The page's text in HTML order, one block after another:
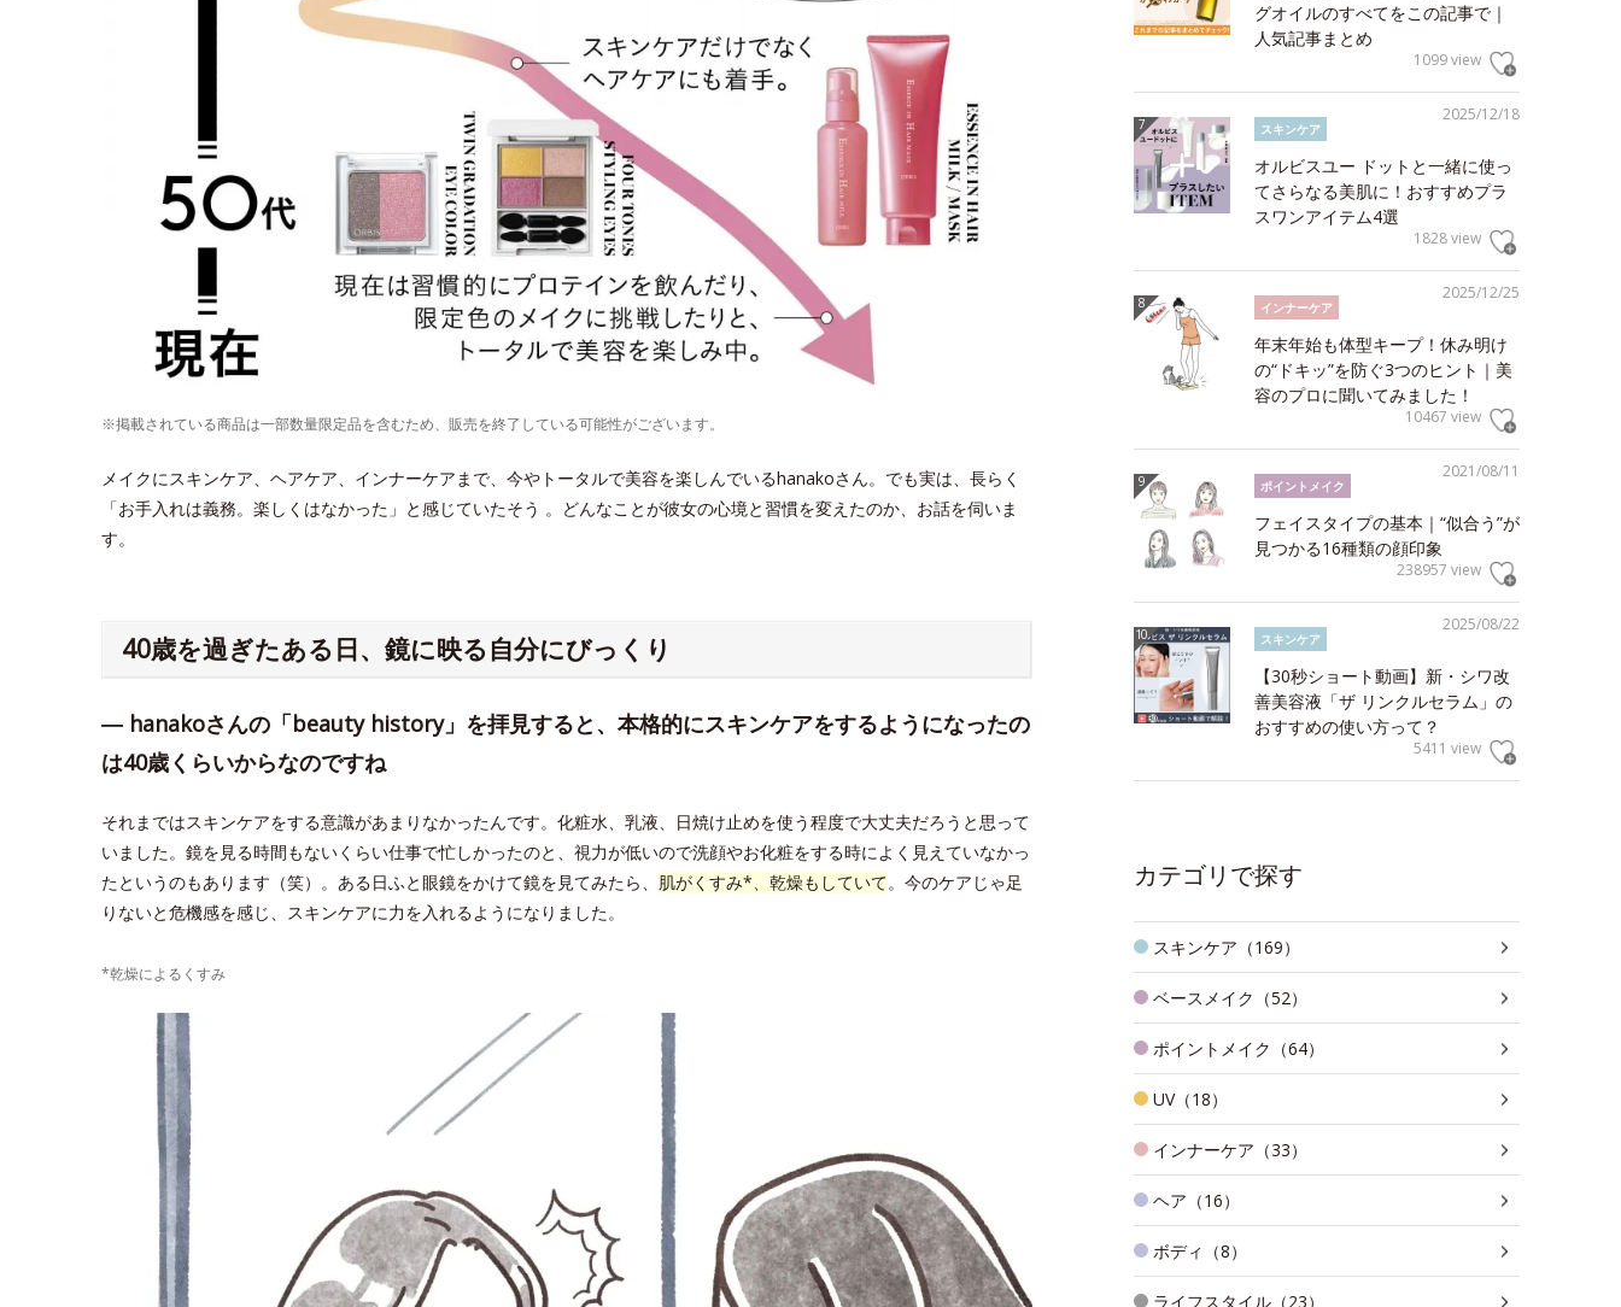
※掲載されている商品は一部数量限定品を含むため、販売を終了している可能性がございます。
メイクにスキンケア、ヘアケア、インナーケアまで、今やトータルで美容を楽しんでいるhanakoさん。でも実は、長らく
「お手入れは義務。楽しくはなかった」と感じていたそう 。どんなことが彼女の心境と習慣を変えたのか、お話を伺いま
す。
40歳を過ぎたある日、鏡に映る自分にびっくり
― hanakoさんの「beauty history」を拝見すると、本格的にスキンケアをするようになったの
は40歳くらいからなのですね
それまではスキンケアをする意識があまりなかったんです。化粧水、乳液、日焼け止めを使う程度で大丈夫だろうと思って
いました。鏡を見る時間もないくらい仕事で忙しかったのと、視力が低いので洗顔やお化粧をする時によく見えていなかっ
たというのもあります（笑）。ある日ふと眼鏡をかけて鏡を見てみたら、 肌がくすみ*、乾燥もしていて。今のケアじゃ足
りないと危機感を感じ、スキンケアに力を入れるようになりました。
*乾燥によるくすみ
グオイルのすべてをこの記事で｜
人気記事まとめ
1099 view
2025/12/18
スキンケア
オルビスユー ドットと一緒に使っ
てさらなる美肌に！おすすめプラ
スワンアイテム4選
1828 view
2025/12/25
インナーケア
年末年始も体型キープ！休み明け
の“ドキッ”を防ぐ3つのヒント｜美
容のプロに聞いてみました！
10467 view
2021/08/11
ポイントメイク
フェイスタイプの基本｜“似合う”が
見つかる16種類の顔印象
238957 view
2025/08/22
スキンケア
【30秒ショート動画】新・シワ改
善美容液「ザ リンクルセラム」の
おすすめの使い方って？
5411 view
カテゴリで探す
スキンケア（169）
ベースメイク（52）
ポイントメイク（64）
UV（18）
インナーケア（33）
ヘア（16）
ボディ（8）
ライフスタイル（23）